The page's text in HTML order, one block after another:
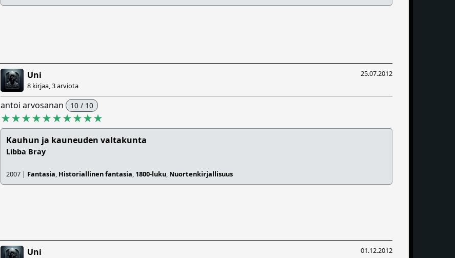
25.07.2012
Uni
8 kirjaa, 3 arviota
antoi arvosanan 10 / 10
★★★★★★★★★★
Kauhun ja kauneuden valtakunta
Libba Bray
2007 | Fantasia, Historiallinen fantasia, 1800-luku, Nuortenkirjallisuus
01.12.2012
Uni